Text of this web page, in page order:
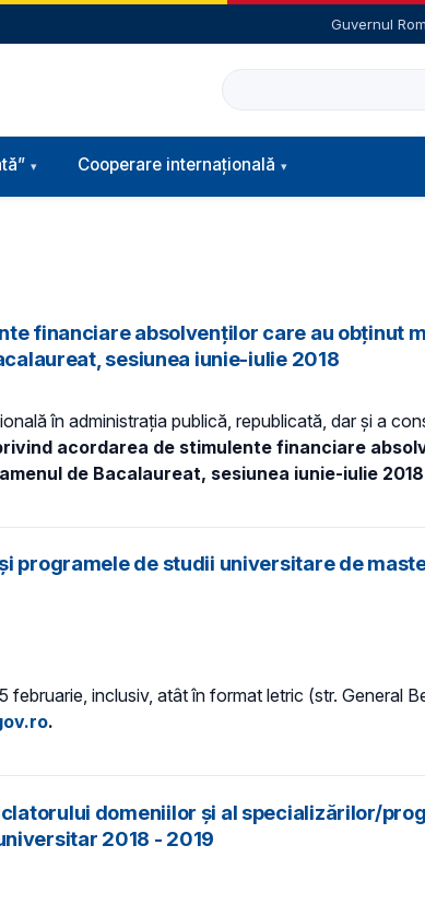
Guvernul
Caută
Cooperare internațională
financiare absolvenților care au obținut
sesiunea iunie-iulie 2018
în administraţia publică, republicată, dar și a
acordarea de stimulente financiare
de Bacalaureat, sesiunea iunie-iulie
programele de studii universitare de
inclusiv, atât în format letric (str. General
.
domeniilor şi al specializărilor/
2018 - 2019